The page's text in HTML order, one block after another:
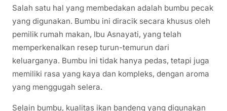
Salah satu hal yang membedakan adalah bumbu pecak
yang digunakan. Bumbu ini diracik secara khusus oleh
pemilik rumah makan, Ibu Asnayati, yang telah
memperkenalkan resep turun-temurun dari
keluarganya. Bumbu ini tidak hanya pedas, tetapi juga
memiliki rasa yang kaya dan kompleks, dengan aroma
yang menggugah selera.
Selain bumbu, kualitas ikan bandeng yang digunakan